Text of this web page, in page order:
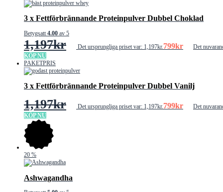
3 x Fettförbrännande Proteinpulver Dubbel Choklad
Betygsatt 4.00 av 5
1,197kr Det ursprungliga priset var: 1,197kr. 799kr
Det
KÖP NU
PAKETPRIS
3 x Fettförbrännande Proteinpulver Dubbel Vanilj
1,197kr Det ursprungliga priset var: 1,197kr.799kr
Det
KÖP NU
20 %
Ashwagandha